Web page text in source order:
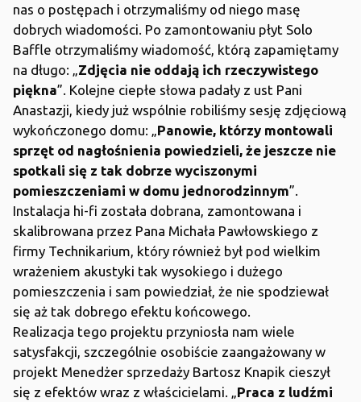
nas o postępach i otrzymaliśmy od niego masę
dobrych wiadomości. Po zamontowaniu płyt Solo
Baffle otrzymaliśmy wiadomość, którą zapamiętamy
na długo: „Zdjęcia nie oddają ich rzeczywistego
piękna”. Kolejne ciepłe słowa padały z ust Pani
Anastazji, kiedy już wspólnie robiliśmy sesję zdjęciową
wykończonego domu: „Panowie, którzy montowali
sprzęt od nagłośnienia powiedzieli, że jeszcze nie
spotkali się z tak dobrze wyciszonymi
pomieszczeniami w domu jednorodzinnym”.
Instalacja hi-fi została dobrana, zamontowana i
skalibrowana przez Pana Michała Pawłowskiego z
firmy Technikarium, który również był pod wielkim
wrażeniem akustyki tak wysokiego i dużego
pomieszczenia i sam powiedział, że nie spodziewał
się aż tak dobrego efektu końcowego.
Realizacja tego projektu przyniosła nam wiele
satysfakcji, szczególnie osobiście zaangażowany w
projekt Menedżer sprzedaży Bartosz Knapik cieszył
się z efektów wraz z właścicielami. „Praca z ludźmi